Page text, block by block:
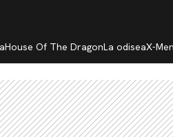
House Of The DragonLa odiseaX-